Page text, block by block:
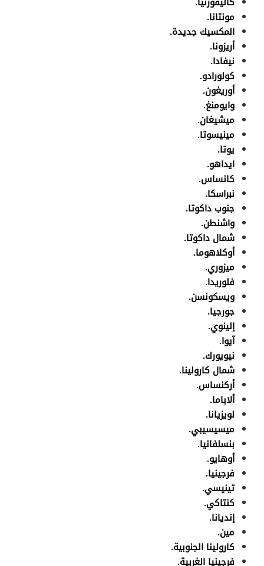
مونتانا.
المكسيك جديدة.
أريزونا.
نيفادا.
كولورادو.
أوريغون.
وايومنغ.
ميشيغان.
مينيسوتا.
يوتا.
ايداهو.
كانساس.
نبراسكا.
جنوب داكوتا.
واشنطن.
شمال داكوتا.
أوكلاهوما.
ميزوري.
فلوريدا.
ويسكونسن.
جورجيا.
إلينوي.
آيوا.
نيويورك.
شمال كارولينا.
أركنساس.
ألاباما.
لويزيانا.
ميسيسيبي.
بنسلفانيا.
أوهايو.
فرجينيا.
تينيسي.
كنتاكي.
إنديانا.
مين.
كارولينا الجنوبية.
فرجينيا الغربية.